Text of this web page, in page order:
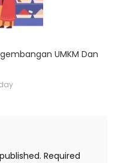
UMKM Dan
Required